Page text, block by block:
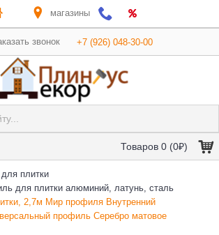
магазины
звонок +7 (926) 048-30-00
Товаров 0 (0₽)
плитки
для плитки алюминий, латунь, сталь
2,7м Мир профиля Внутренний
профиль Серебро матовое